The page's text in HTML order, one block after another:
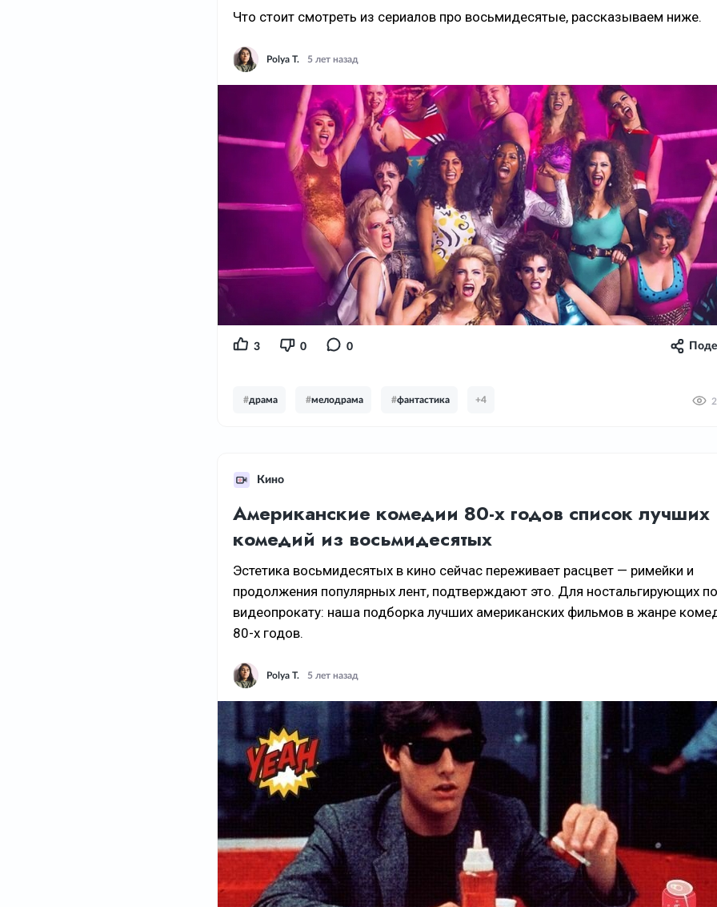
Что стоит смотреть из сериалов про восьмидесятые, рассказываем ниже.
Polya T. 5 лет назад
3 0 0
#драма #мелодрама #фантастика +4
Кино
Американские комедии 80-х годов список лучших
комедий из восьмидесятых
Эстетика восьмидесятых в кино сейчас переживает расцвет — римейки и
продолжения популярных лент, подтверждают это. Для ностальгирующих по
видеопрокату: наша подборка лучших американских фильмов в жанре
80-х годов.
Polya T. 5 лет назад